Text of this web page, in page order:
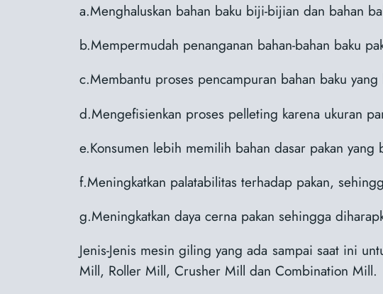
a.Menghaluskan bahan baku biji-bijian dan bahan
b.Mempermudah penanganan bahan-bahan baku
c.Membantu proses pencampuran bahan baku
d.Mengefisienkan proses pelleting karena ukuran
e.Konsumen lebih memilih bahan dasar pakan yang
f.Meningkatkan palatabilitas terhadap pakan,
g.Meningkatkan daya cerna pakan sehingga
Jenis-Jenis mesin giling yang ada sampai saat ini
Mill, Roller Mill, Crusher Mill dan Combination Mill.